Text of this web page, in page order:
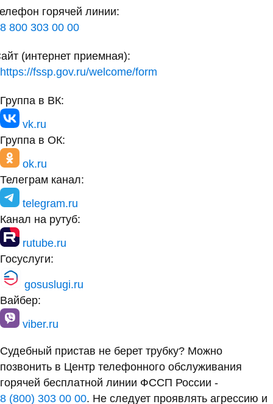
горячей линии:
8 800 303 00 00
(интернет приемная):
https://fssp.gov.ru/welcome/form
Группа в ВК:
vk.ru
Группа в ОК:
ok.ru
Телеграм канал:
telegram.ru
Канал на рутуб:
rutube.ru
Госуслуги:
gosuslugi.ru
Вайбер:
viber.ru
Судебный пристав не берет трубку? Можно
позвонить в Центр телефонного обслуживания
горячей бесплатной линии ФССП России -
8 (800) 303 00 00. Не следует проявлять агрессию и